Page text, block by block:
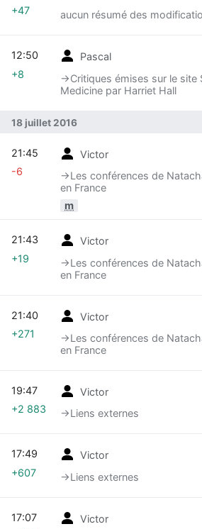
aucun résumé des
+47
Pascal
→‎Critiques émises sur le site
Medicine par Harriet Hall
12:50
+8
18 juillet 2016
Victor
→‎Les conférences de
en France
m
21:45
-6
Victor
→‎Les conférences de
en France
21:43
+19
Victor
→‎Les conférences de
en France
21:40
+271
Victor
→‎Liens externes
19:47
+2 883
Victor
→‎Liens externes
17:49
+607
Victor
17:07